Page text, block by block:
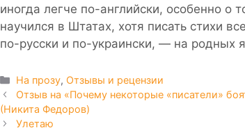
иногда легче по-английски, особенно о
научился в Штатах, хотя писать стихи
по-русски и по-украински, — на родных
Рубрики
На прозу, Отзывы и рецензии
Отзыв на «Почему некоторые «писатели»
(Никита Федоров)
Улетаю